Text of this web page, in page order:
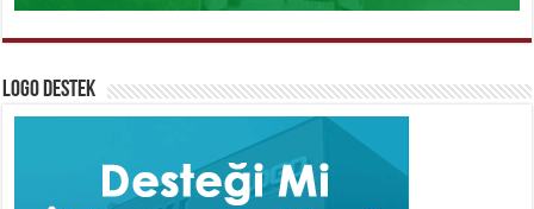
Logo Destek